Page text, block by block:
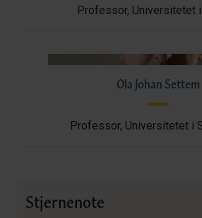
Professor, Universitetet
Ola Johan Settem
Professor, Universitetet i
Stjernenote